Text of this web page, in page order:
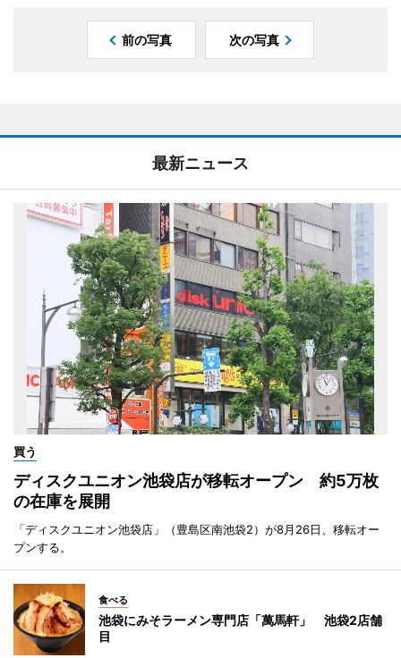
前の写真 次の写真
最新ニュース
買う
ディスクユニオン池袋店が移転オープン 約5万枚
の在庫を展開
「ディスクユニオン池袋店」（豊島区南池袋2）が8月26日、移転オー
プンする。
食べる
池袋にみそラーメン専門店「萬馬軒」 池袋2店舗
目